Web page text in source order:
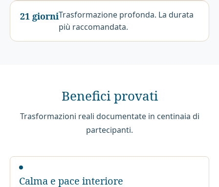
21 giorniTrasformazione profonda. La durata
più raccomandata.
Benefici provati
Trasformazioni reali documentate in centinaia di
partecipanti.
Calma e pace interiore